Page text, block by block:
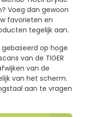
Voeg dan gewoon
favorieten en
tegelijk aan.
gebaseerd op hoge
van de TIGER
van de
van het scherm.
aan te vragen